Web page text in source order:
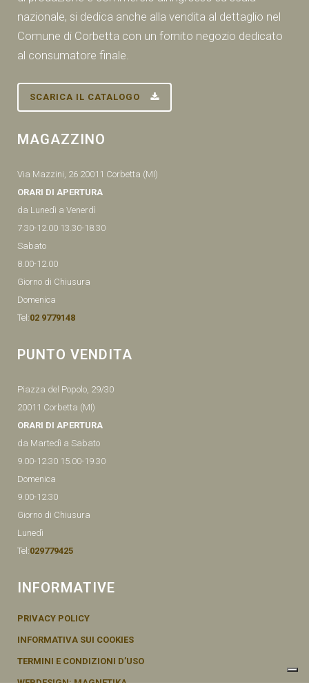
nazionale, si dedica anche alla vendita al dettaglio nel
Comune di Corbetta con un fornito negozio dedicato
al consumatore finale.
SCARICA IL CATALOGO
MAGAZZINO
Via Mazzini, 26 20011 Corbetta (MI)
ORARI DI APERTURA
da Lunedì a Venerdì
7.30-12.00 13.30-18.30
Sabato
8.00-12.00
Giorno di Chiusura
Domenica
Tel:02 9779148
PUNTO VENDITA
Piazza del Popolo, 29/30
20011 Corbetta (MI)
ORARI DI APERTURA
da Martedì a Sabato
9.00-12.30 15.00-19.30
Domenica
9.00-12.30
Giorno di Chiusura
Lunedì
Tel:029779425
INFORMATIVE
PRIVACY POLICY
INFORMATIVA SUI COOKIES
TERMINI E CONDIZIONI D’USO
WEBDESIGN: MAGNETIKA